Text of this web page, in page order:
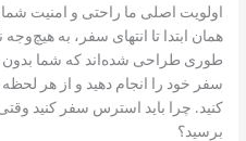
اولویت اصلی ما راحتی و امنیت
همان ابتدا تا انتهای سفر، به
طوری طراحی شده‌اند که شما بدون
سفر خود را انجام دهید و از هر
کنید. چرا باید استرس سفر کنید
برسید؟